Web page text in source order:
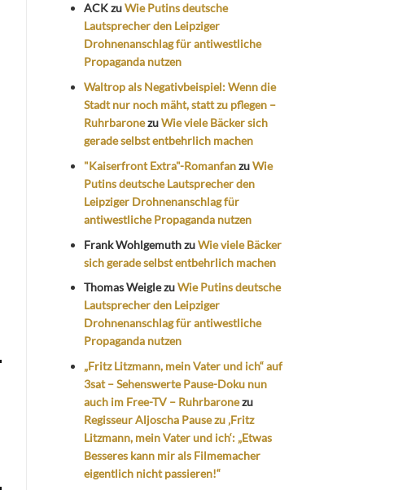
ACKzuWie Putins deutsche
Lautsprecher den Leipziger
Drohnenanschlag für antiwestliche
Propaganda nutzen
Waltrop als Negativbeispiel: Wenn die
Stadt nur noch mäht, statt zu pflegen –
RuhrbaronezuWie viele Bäcker sich
gerade selbst entbehrlich machen
"Kaiserfront Extra"-RomanfanzuWie
Putins deutsche Lautsprecher den
Leipziger Drohnenanschlag für
antiwestliche Propaganda nutzen
Frank WohlgemuthzuWie viele Bäcker
sich gerade selbst entbehrlich machen
Thomas WeiglezuWie Putins deutsche
Lautsprecher den Leipziger
Drohnenanschlag für antiwestliche
Propaganda nutzen
„Fritz Litzmann, mein Vater und ich“ auf
3sat – Sehenswerte Pause-Doku nun
auch im Free-TV – Ruhrbaronezu
Regisseur Aljoscha Pause zu ‚Fritz
Litzmann, mein Vater und ich‘: „Etwas
Besseres kann mir als Filmemacher
eigentlich nicht passieren!“